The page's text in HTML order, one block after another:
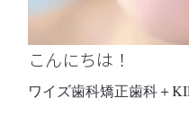
こんにちは！
ワイズ歯科矯正歯科＋